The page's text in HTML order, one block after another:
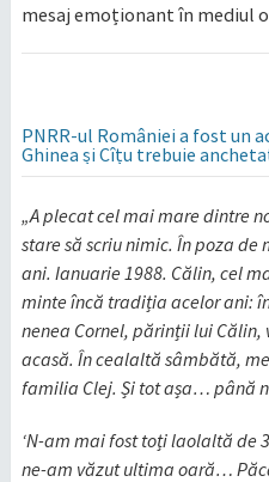
mesaj emoționant în mediul
PNRR-ul României a fost un
Ghinea și Cîțu trebuie
„A plecat cel mai mare dintre
stare să scriu nimic. În poza de
ani. Ianuarie 1988. Călin, cel
minte încă tradiția acelor ani:
nenea Cornel, părinții lui
acasă. În cealaltă sâmbătă,
familia Clej. Și tot așa… până
‘N-am mai fost toți laolaltă de
ne-am văzut ultima oară…